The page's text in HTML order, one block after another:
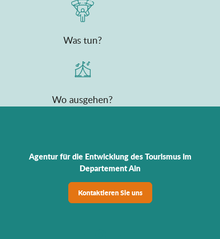
Was tun?
Wo ausgehen?
Agentur für die Entwicklung des Tourismus im
Departement Ain
Kontaktieren Sie uns